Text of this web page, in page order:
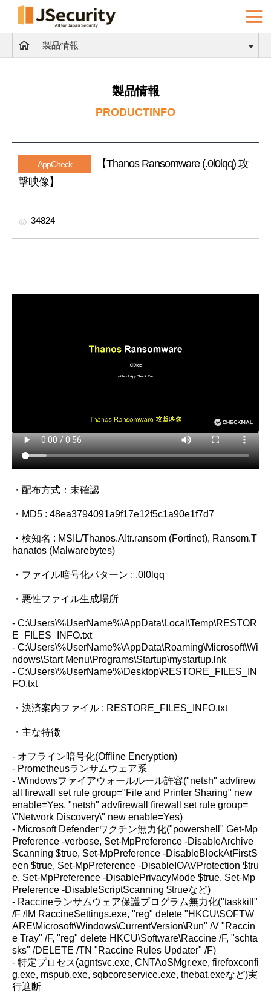
製品情報
製品情報
PRODUCTINFO
AppCheck
【Thanos Ransomware (.0l0lqq) 攻
撃映像】
34824
・配布方式：未確認
・MD5 : 48ea3794091a9f17e12f5c1a90e1f7d7
・検知名 : MSIL/Thanos.A!tr.ransom (Fortinet), Ransom.T
hanatos (Malwarebytes)
・ファイル暗号化パターン : .0l0lqq
・悪性ファイル生成場所
- C:\Users\%UserName%\AppData\Local\Temp\RESTOR
E_FILES_INFO.txt
- C:\Users\%UserName%\AppData\Roaming\Microsoft\Wi
ndows\Start Menu\Programs\Startup\mystartup.lnk
- C:\Users\%UserName%\Desktop\RESTORE_FILES_IN
FO.txt
・決済案内ファイル : RESTORE_FILES_INFO.txt
・主な特徴
- オフライン暗号化(Offline Encryption)
- Prometheusランサムウェア系
- Windowsファイアウォールルール許容("netsh" advfirew
all firewall set rule group="File and Printer Sharing" new
enable=Yes, "netsh" advfirewall firewall set rule group=
\"Network Discovery\" new enable=Yes)
- Microsoft Defenderワクチン無力化("powershell" Get-Mp
Preference -verbose, Set-MpPreference -DisableArchive
Scanning $true, Set-MpPreference -DisableBlockAtFirstS
een $true, Set-MpPreference -DisableIOAVProtection $tru
e, Set-MpPreference -DisablePrivacyMode $true, Set-Mp
Preference -DisableScriptScanning $trueなど)
- Raccineランサムウェア保護プログラム無力化("taskkill"
/F /IM RaccineSettings.exe, "reg" delete "HKCU\SOFTW
ARE\Microsoft\Windows\CurrentVersion\Run" /V "Raccin
e Tray" /F, "reg" delete HKCU\Software\Raccine /F, "schta
sks" /DELETE /TN "Raccine Rules Updater" /F)
- 特定プロセス(agntsvc.exe, CNTAoSMgr.exe, firefoxconfi
g.exe, mspub.exe, sqbcoreservice.exe, thebat.exeなど)実
行遮断